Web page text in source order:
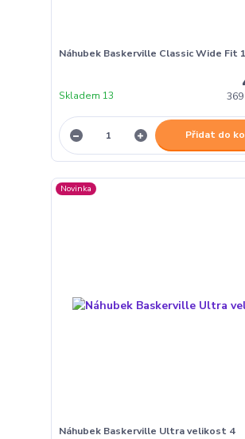
Náhubek Baskerville Classic Wide Fit 1
Skladem 13
Přidat do
Novinka
Náhubek Baskerville Ultra velikost 4